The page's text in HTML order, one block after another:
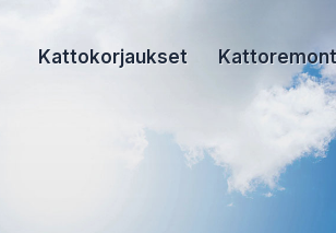
Kattokorjaukset